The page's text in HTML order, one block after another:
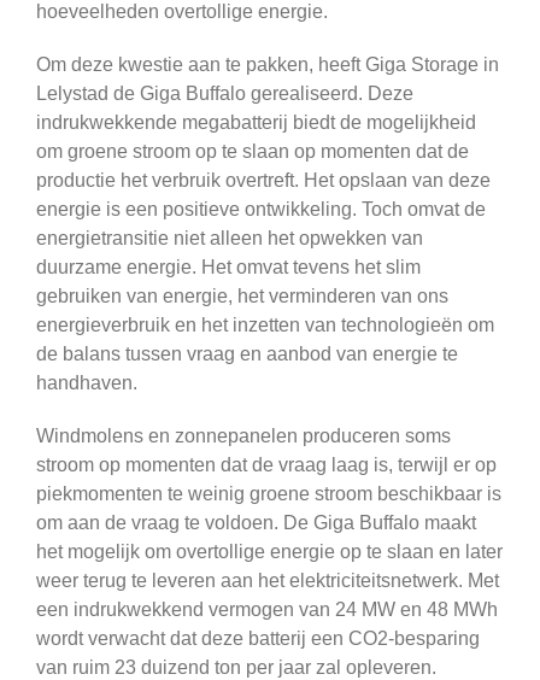
hoeveelheden overtollige energie.
Om deze kwestie aan te pakken, heeft Giga Storage in
Lelystad de Giga Buffalo gerealiseerd. Deze
indrukwekkende megabatterij biedt de mogelijkheid
om groene stroom op te slaan op momenten dat de
productie het verbruik overtreft. Het opslaan van deze
energie is een positieve ontwikkeling. Toch omvat de
energietransitie niet alleen het opwekken van
duurzame energie. Het omvat tevens het slim
gebruiken van energie, het verminderen van ons
energieverbruik en het inzetten van technologieën om
de balans tussen vraag en aanbod van energie te
handhaven.
Windmolens en zonnepanelen produceren soms
stroom op momenten dat de vraag laag is, terwijl er op
piekmomenten te weinig groene stroom beschikbaar is
om aan de vraag te voldoen. De Giga Buffalo maakt
het mogelijk om overtollige energie op te slaan en later
weer terug te leveren aan het elektriciteitsnetwerk. Met
een indrukwekkend vermogen van 24 MW en 48 MWh
wordt verwacht dat deze batterij een CO2-besparing
van ruim 23 duizend ton per jaar zal opleveren.